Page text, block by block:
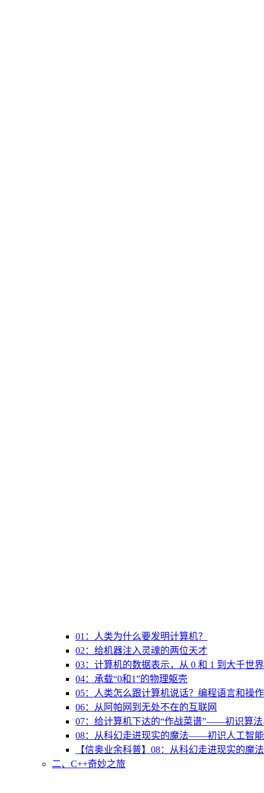
01：人类为什么要发明计算机？
02：给机器注入灵魂的两位天才
03：计算机的数据表示，从 0 和 1 到大千世界
04：承载“0和1”的物理躯壳
05：人类怎么跟计算机说话？编程语言和操
06：从阿帕网到无处不在的互联网
07：给计算机下达的“作战菜谱”——初识算法
08：从科幻走进现实的魔法——初识人工智能
【信奥业余科普】08：从科幻走进现实的魔
二、C++奇妙之旅